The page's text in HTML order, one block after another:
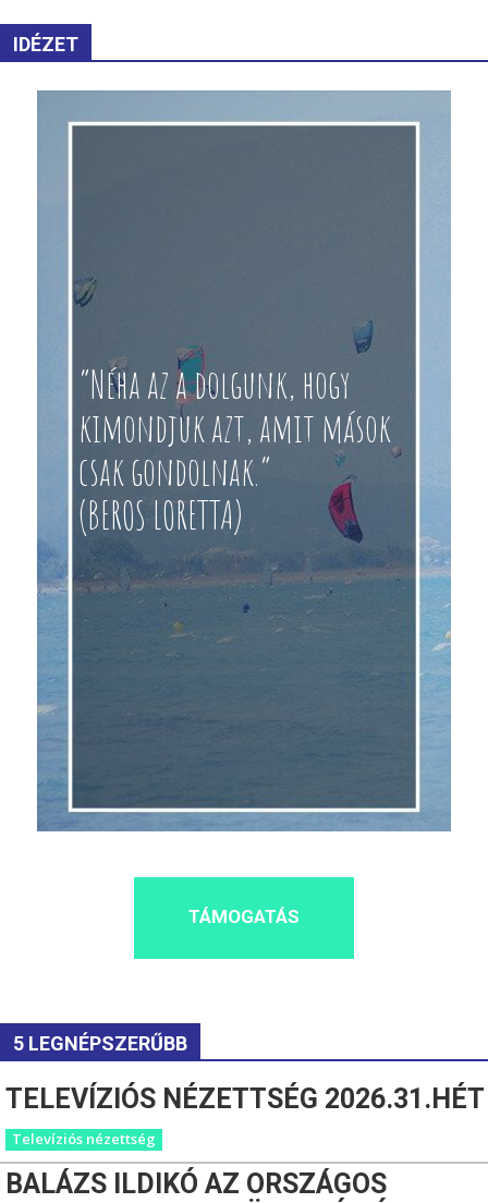
IDÉZET
“Néha az a dolgunk, hogy
kimondjuk azt, amit mások
csak gondolnak.”
(BEROS LORETTA)
TÁMOGATÁS
5 LEGNÉPSZERŰBB
TELEVÍZIÓS NÉZETTSÉG 2026.31.HÉT
Televíziós nézettség
BALÁZS ILDIKÓ AZ ORSZÁGOS